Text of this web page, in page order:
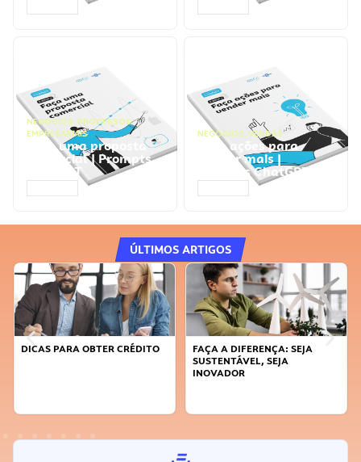
NEGÓCIOS, PROCESSOS
EMPRESARIAIS
Faça uma proposta
comercial | Prompts
ChatGPT
NEGÓCIOS, VENDAS
Faça ações para
vender mais |
Prompts ChatGPT
ÚLTIMOS ARTIGOS
DICAS PARA OBTER CRÉDITO
FAÇA A DIFERENÇA: SEJA
SUSTENTÁVEL, SEJA
INOVADOR